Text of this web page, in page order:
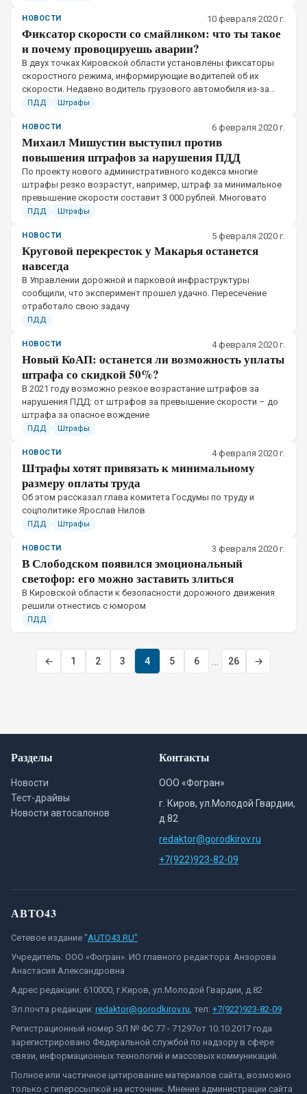
НОВОСТИ 10 февраля 2020 г.
Фиксатор скорости со смайликом: что ты такое
и почему провоцируешь аварии?
В двух точках Кировской области установлены фиксаторы
скоростного режима, информирующие водителей об их
скорости. Недавно водитель грузового автомобиля из-за
такого устройства чуть не попал в аварию
ПДД Штрафы
НОВОСТИ 6 февраля 2020 г.
Михаил Мишустин выступил против
повышения штрафов за нарушения ПДД
​По проекту нового административного кодекса многие
штрафы резко возрастут, например, штраф за минимальное
превышение скорости составит 3 000 рублей. Многовато
ПДД Штрафы
НОВОСТИ 5 февраля 2020 г.
Круговой перекресток у Макарья останется
навсегда
​В Управлении дорожной и парковой инфраструктуры
сообщили, что эксперимент прошел удачно. Пересечение
отработало свою задачу
ПДД
НОВОСТИ 4 февраля 2020 г.
Новый КоАП: останется ли возможность уплаты
штрафа со скидкой 50%?
В 2021 году возможно резкое возрастание штрафов за
нарушения ПДД: от штрафов за превышение скорости – до
штрафа за опасное вождение
ПДД Штрафы
НОВОСТИ 4 февраля 2020 г.
Штрафы хотят привязать к минимальному
размеру оплаты труда
​Об этом рассказал глава комитета Госдумы по труду и
соцполитике Ярослав Нилов
ПДД Штрафы
НОВОСТИ 3 февраля 2020 г.
В Слободском появился эмоциональный
светофор: его можно заставить злиться
​В Кировской области к безопасности дорожного движения
решили отнестись с юмором
ПДД
← 1 2 3 4 5 6 26 →
Разделы
Новости
Тест-драйвы
Новости автосалонов
Контакты
ООО «Фогран»
г. Киров, ул.Молодой Гвардии,
д.82
redaktor@gorodkirov.ru
+7(922)923-82-09
АВТО43
Сетевое издание "AUTO43.RU"
Учредитель: ООО «Фогран». ИО главного редактора: Анзорова
Анастасия Александровна
Адрес редакции: 610000, г.Киров, ул.Молодой Гвардии, д.82
Эл.почта редакции: redaktor@gorodkirov.ru, тел: +7(922)923-82-09
Регистрационный номер ЭЛ № ФС 77 - 71297от 10.10.2017 года
зарегистрировано Федеральной службой по надзору в сфере
связи, информационных технологий и массовых коммуникаций.
Полное или частичное цитирование материалов сайта, возможно
только с гиперссылкой на источник. Мнение администрации сайта